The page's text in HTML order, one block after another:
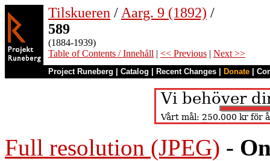
Tilskueren / Aarg. 9 (1892) /
589
(1884-1939)
Table of Contents / Innehåll | << Previous | Next >>
Project Runeberg Catalog Recent Changes Donate
Full resolution (JPEG) -